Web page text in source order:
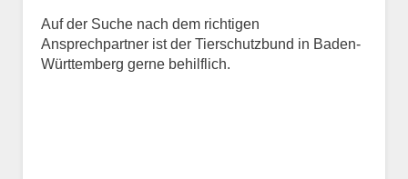
Auf der Suche nach dem richtigen
Ansprechpartner ist der Tierschutzbund in Baden-
Württemberg gerne behilflich.